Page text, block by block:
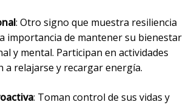
: Otro signo que muestra resiliencia
importancia de mantener su bienestar
y mental. Participan en actividades
a relajarse y recargar energía.
: Toman control de sus vidas y